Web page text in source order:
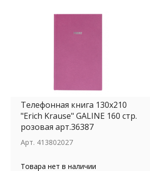
Телефонная книга 130x210
"Erich Krause" GALINE 160 стр.
розовая арт.36387
Арт. 413802027
Товара нет в наличии